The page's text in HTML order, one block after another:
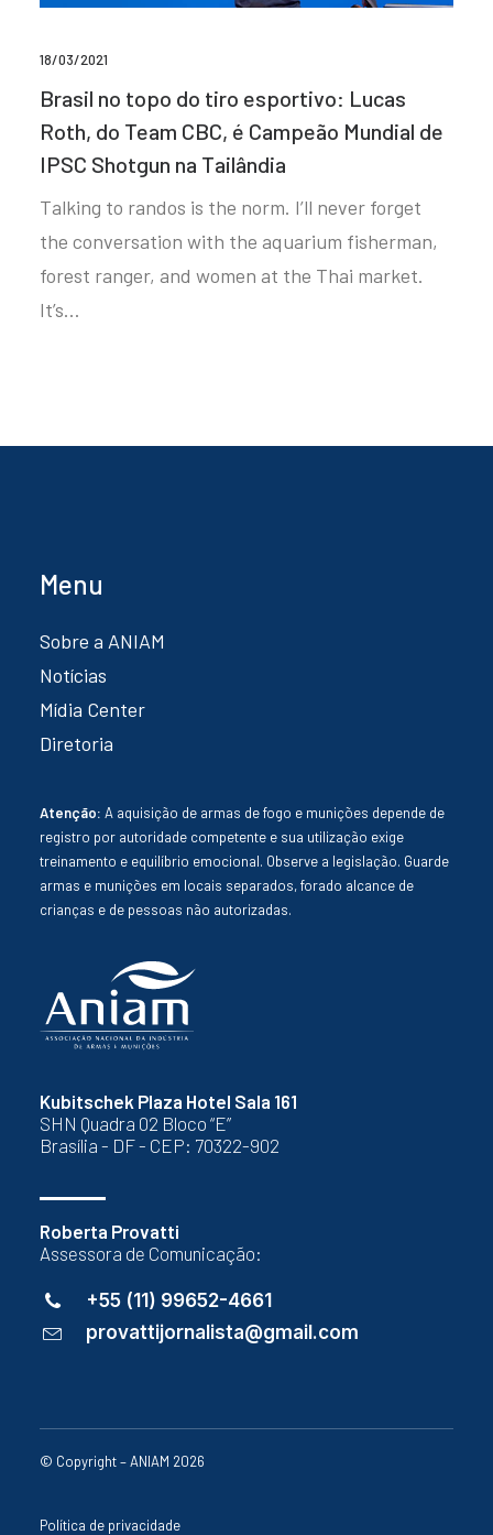
18/03/2021
Brasil no topo do tiro esportivo: Lucas
Roth, do Team CBC, é Campeão Mundial de
IPSC Shotgun na Tailândia
Talking to randos is the norm. I’ll never forget
the conversation with the aquarium fisherman,
forest ranger, and women at the Thai market.
It’s…
Kubitschek Plaza Hotel Sala 161
SHN Quadra 02 Bloco “E”
Brasília - DF - CEP: 70322-902
Roberta Provatti
Assessora de Comunicação:
+55 (11) 99652-4661
provattijornalista@gmail.com
Menu
Sobre a ANIAM
Notícias
Mídia Center
Diretoria
Atenção: A aquisição de armas de fogo e munições depende de
registro por autoridade competente e sua utilização exige
treinamento e equilíbrio emocional. Observe a legislação. Guarde
armas e munições em locais separados, forado alcance de
crianças e de pessoas não autorizadas.
© Copyright – ANIAM 2026
Política de privacidade